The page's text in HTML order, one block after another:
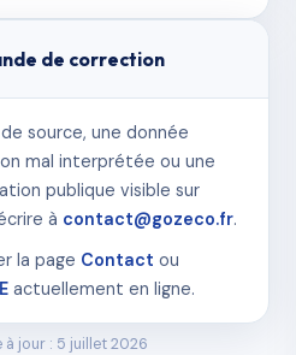
de correction
source, une donnée
mal interprétée ou une
publique visible sur
à contact@gozeco.fr.
la page Contact ou
actuellement en ligne.
à jour : 5 juillet 2026